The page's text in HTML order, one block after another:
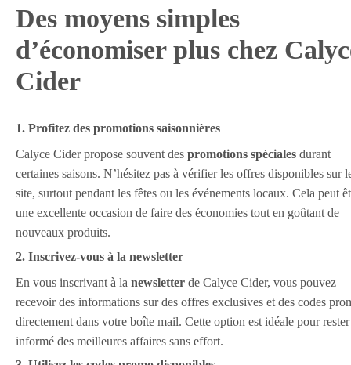
Des moyens simples
d’économiser plus chez
Cider
1. Profitez des promotions saisonnières
Calyce Cider propose souvent des promotions spéciales durant
certaines saisons. N’hésitez pas à vérifier les offres disponibles sur
site, surtout pendant les fêtes ou les événements locaux. Cela peut
une excellente occasion de faire des économies tout en goûtant de
nouveaux produits.
2. Inscrivez-vous à la newsletter
En vous inscrivant à la newsletter de Calyce Cider, vous pouvez
recevoir des informations sur des offres exclusives et des codes
directement dans votre boîte mail. Cette option est idéale pour rester
informé des meilleures affaires sans effort.